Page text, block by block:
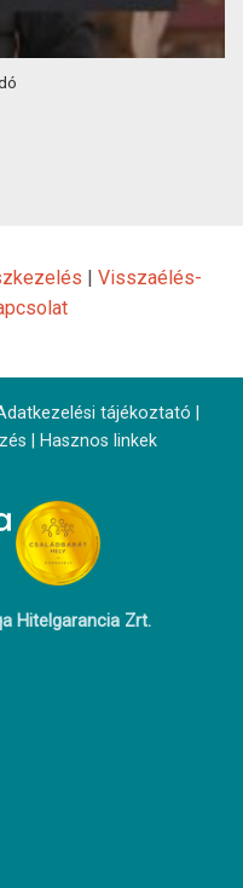
Visszaélés-
tájékoztató
Hasznos linkek
Hitelgarancia Zrt.